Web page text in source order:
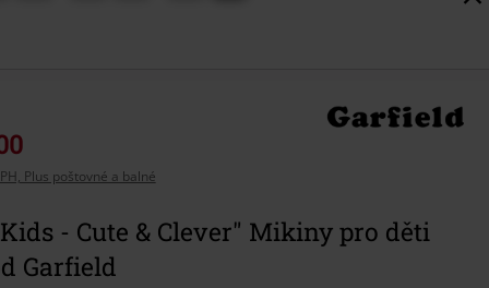
Plus poštovné a balné
- Cute & Clever" Mikiny pro děti
Garfield